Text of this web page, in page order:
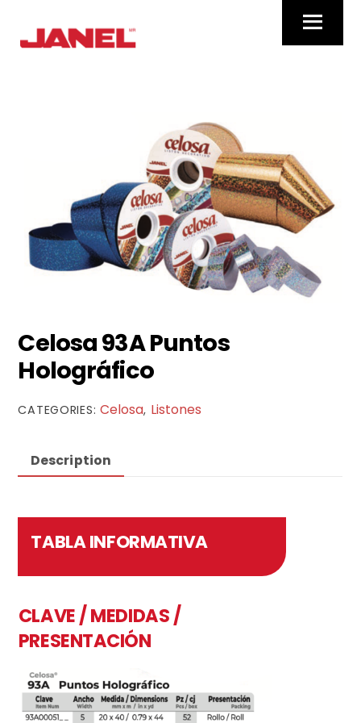
content
Menu
Celosa 93A Puntos
Holográfico
CATEGORIES:Celosa, Listones
Description
TABLA INFORMATIVA
CLAVE / MEDIDAS /
PRESENTACIÓN